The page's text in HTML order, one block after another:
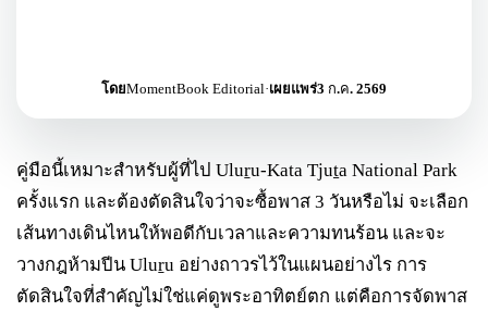
โดยMomentBook Editorial·เผยแพร่3 ก.ค. 2569
คู่มือนี้เหมาะสำหรับผู้ที่ไป Uluṟu-Kata Tjuṯa National Park
ครั้งแรก และต้องตัดสินใจว่าจะซื้อพาส 3 วันหรือไม่ จะเลือก
เส้นทางเดินไหนให้พอดีกับเวลาและความทนร้อน และจะ
วางกฎห้ามปีน Uluṟu อย่างถาวรไว้ในแผนอย่างไร การ
ตัดสินใจที่สำคัญไม่ใช่แค่ดูพระอาทิตย์ตก แต่คือการจัดพาส